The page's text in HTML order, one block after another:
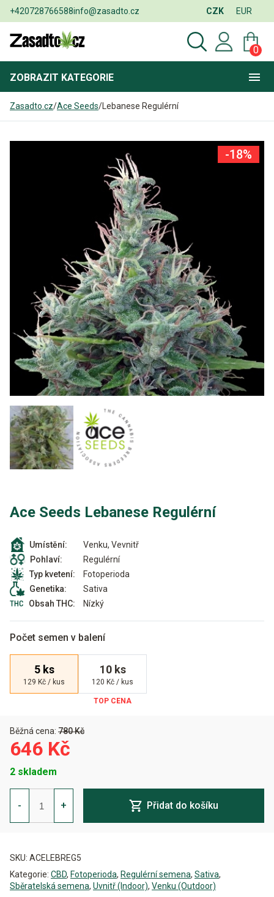
+420728766588info@zasadto.cz CZK EUR
0
ZOBRAZIT KATEGORIE
Zasadto.cz/Ace Seeds/ Lebanese Regulérní
Ace Seeds Lebanese Regulérní
Umístění:
Venku, Vevnitř
Pohlaví:
Regulérní
Typ kvetení:
Fotoperioda
Genetika:
Sativa
Obsah THC:
Nízký
Počet semen v balení
5 ks
129 Kč / kus
10 ks
120 Kč / kus
Běžná cena: 780 Kč
-18%
646 Kč
2 skladem
-
Lebanese
Regulérní
množství
+ Přidat do košíku
SKU: ACELEBREG5
Kategorie: CBD, Fotoperioda, Regulérní semena, Sativa,
Sběratelská semena, Uvnitř (Indoor), Venku (Outdoor)